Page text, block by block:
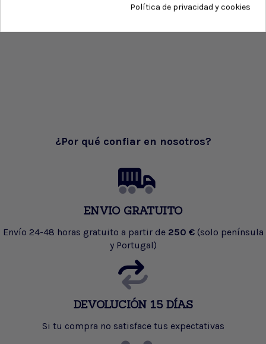
¿Por qué confiar en nosotros?
ENVIO GRATUITO
Envío 24-48 horas gratuito a partir de 250 € (solo península
y Portugal)
DEVOLUCIÓN 15 DÍAS
Si tu compra no satisface tus expectativas
Política de privacidad y cookies